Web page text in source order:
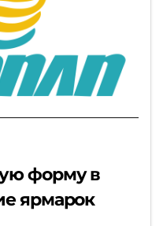
форму в
ярмарок